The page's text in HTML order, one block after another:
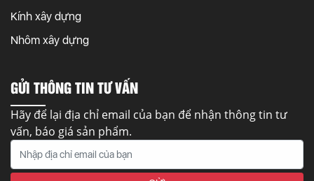
Kính xây dựng
Nhôm xây dựng
GỬI THÔNG TIN TƯ VẤN
Hãy để lại địa chỉ email của bạn để nhận thông tin tư
vấn, báo giá sản phẩm.